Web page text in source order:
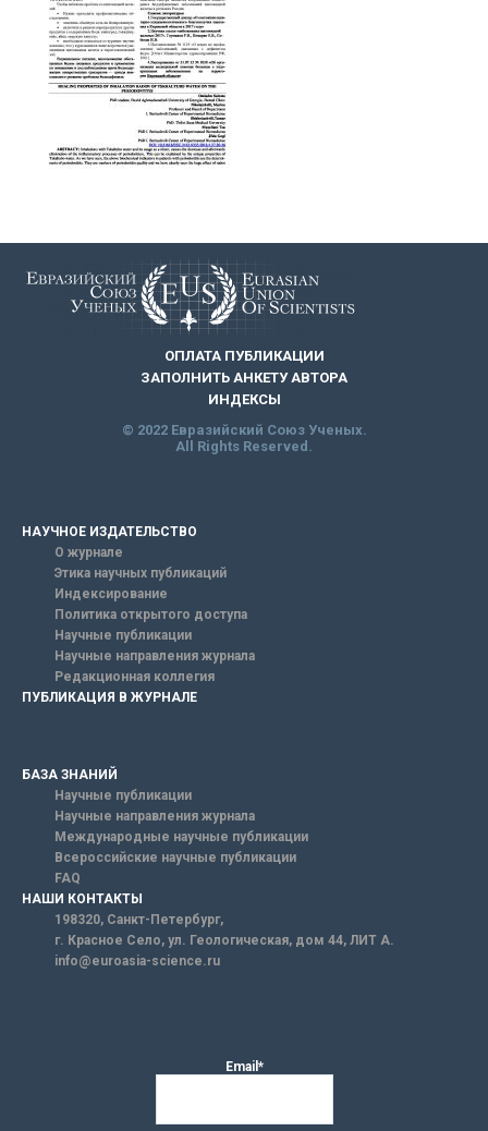
ОПЛАТА ПУБЛИКАЦИИ
ЗАПОЛНИТЬ АНКЕТУ АВТОРА
ИНДЕКСЫ
© 2022 Евразийский Союз Ученых.
All Rights Reserved.
НАУЧНОЕ ИЗДАТЕЛЬСТВО
О журнале
Этика научных публикаций
Индексирование
Политика открытого доступа
Научные публикации
Научные направления журнала
Редакционная коллегия
ПУБЛИКАЦИЯ В ЖУРНАЛЕ
БАЗА ЗНАНИЙ
Научные публикации
Научные направления журнала
Международные научные публикации
Всероссийские научные публикации
FAQ
НАШИ КОНТАКТЫ
198320, Санкт-Петербург,
г. Красное Село, ул. Геологическая, дом 44, ЛИТ А.
info@euroasia-science.ru
Email*